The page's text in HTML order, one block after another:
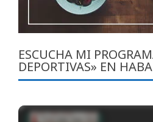
ESCUCHA MI
DEPORTIVAS» EN